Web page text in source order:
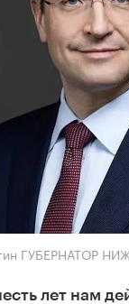
ГУБЕРНАТОР
лет нам